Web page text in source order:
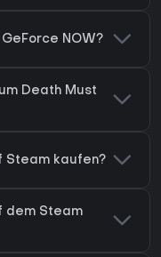
NOW?
Death Must
Steam kaufen?
dem Steam